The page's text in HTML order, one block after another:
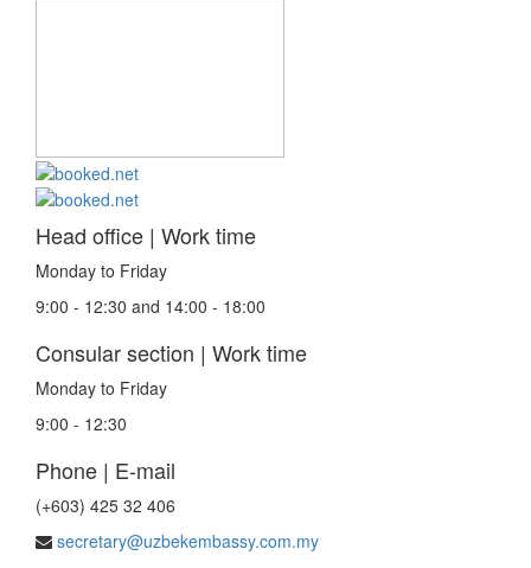
Head office | Work time
Monday to Friday
9:00 - 12:30 and 14:00 - 18:00
Consular section | Work time
Monday to Friday
9:00 - 12:30
Phone | E-mail
(+603) 425 32 406
secretary@uzbekembassy.com.my